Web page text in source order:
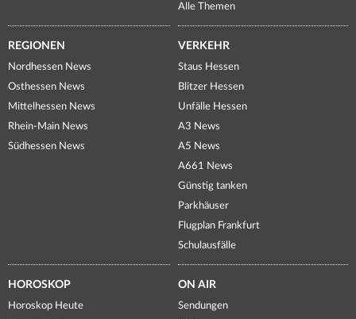
Alle Themen
REGIONEN
Nordhessen News
Osthessen News
Mittelhessen News
Rhein-Main News
Südhessen News
VERKEHR
Staus Hessen
Blitzer Hessen
Unfälle Hessen
A3 News
A5 News
A661 News
Günstig tanken
Parkhäuser
Flugplan Frankfurt
Schulausfälle
HOROSKOP
Horoskop Heute
ON AIR
Sendungen